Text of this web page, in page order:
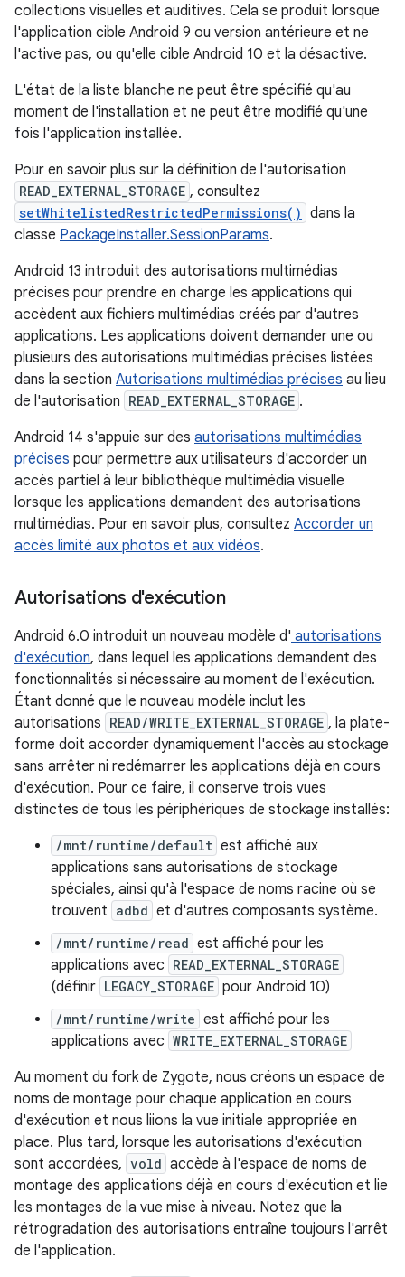
collections visuelles et auditives. Cela se produit lorsque
l'application cible Android 9 ou version antérieure et ne
l'active pas, ou qu'elle cible Android 10 et la désactive.
L'état de la liste blanche ne peut être spécifié qu'au
moment de l'installation et ne peut être modifié qu'une
fois l'application installée.
Pour en savoir plus sur la définition de l'autorisation
READ_EXTERNAL_STORAGE , consultez
setWhitelistedRestrictedPermissions() dans la
classe PackageInstaller.SessionParams.
Android 13 introduit des autorisations multimédias
précises pour prendre en charge les applications qui
accèdent aux fichiers multimédias créés par d'autres
applications. Les applications doivent demander une ou
plusieurs des autorisations multimédias précises listées
dans la section Autorisations multimédias précises au lieu
de l'autorisation READ_EXTERNAL_STORAGE .
Android 14 s'appuie sur des autorisations multimédias
précises pour permettre aux utilisateurs d'accorder un
accès partiel à leur bibliothèque multimédia visuelle
lorsque les applications demandent des autorisations
multimédias. Pour en savoir plus, consultez Accorder un
accès limité aux photos et aux vidéos.
Autorisations d'exécution
Android 6.0 introduit un nouveau modèle d' autorisations
d'exécution, dans lequel les applications demandent des
fonctionnalités si nécessaire au moment de l'exécution.
Étant donné que le nouveau modèle inclut les
autorisations READ/WRITE_EXTERNAL_STORAGE , la plate-
forme doit accorder dynamiquement l'accès au stockage
sans arrêter ni redémarrer les applications déjà en cours
d'exécution. Pour ce faire, il conserve trois vues
distinctes de tous les périphériques de stockage installés:
/mnt/runtime/default est affiché aux
applications sans autorisations de stockage
spéciales, ainsi qu'à l'espace de noms racine où se
trouvent adbd et d'autres composants système.
/mnt/runtime/read est affiché pour les
applications avec READ_EXTERNAL_STORAGE
(définir LEGACY_STORAGE pour Android 10)
/mnt/runtime/write est affiché pour les
applications avec WRITE_EXTERNAL_STORAGE
Au moment du fork de Zygote, nous créons un espace de
noms de montage pour chaque application en cours
d'exécution et nous liions la vue initiale appropriée en
place. Plus tard, lorsque les autorisations d'exécution
sont accordées, vold accède à l'espace de noms de
montage des applications déjà en cours d'exécution et lie
les montages de la vue mise à niveau. Notez que la
rétrogradation des autorisations entraîne toujours l'arrêt
de l'application.